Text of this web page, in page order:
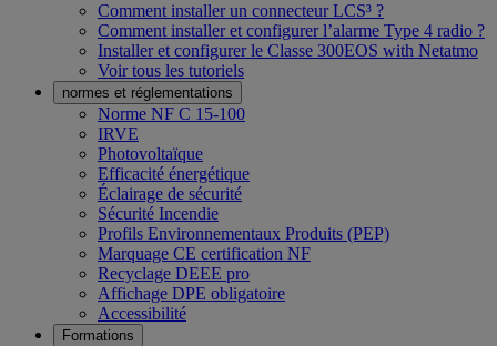
Comment installer un connecteur LCS³ ?
Comment installer et configurer l’alarme Type 4 radio ?
Installer et configurer le Classe 300EOS with Netatmo
Voir tous les tutoriels
normes et réglementations
Norme NF C 15-100
IRVE
Photovoltaïque
Efficacité énergétique
Éclairage de sécurité
Sécurité Incendie
Profils Environnementaux Produits (PEP)
Marquage CE certification NF
Recyclage DEEE pro
Affichage DPE obligatoire
Accessibilité
Formations